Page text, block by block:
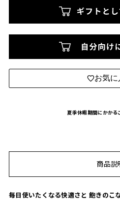
お気に
夏季休暇期間にかかる
商品説
毎日使いたくなる快適さと 飽きのこ